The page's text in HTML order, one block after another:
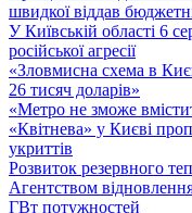
швидкої віддав
У Київській області 6
російської агресії
«Зловмисна схема в
26 тисяч доларів»
«Метро не зможе
«Квітнева» у Києві
укриттів
Розвиток резервного
Агентством
ГВт потужностей